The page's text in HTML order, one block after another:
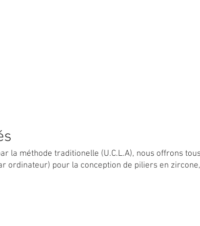
la méthode traditionelle (U.C.L.A), nous offrons tous
ordinateur) pour la conception de piliers en